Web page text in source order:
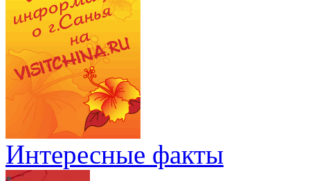
Интересные факты